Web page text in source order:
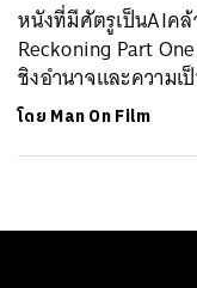
หนังที่มีศัตรูเป็นAIคล้
Reckoning Part
ชิงอำนาจและความ
โดย Man On Film